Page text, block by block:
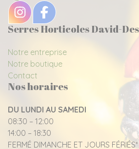
Serres Horticoles David-
Notre entreprise
Notre boutique
Contact
Nos horaires
DU LUNDI AU SAMEDI
08:30 – 12:00
14:00 – 18:30
FERMÉ DIMANCHE ET JOURS FÉRIÉS*